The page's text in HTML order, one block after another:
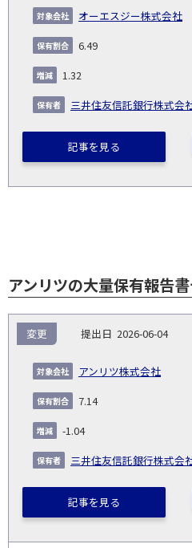
オーエスジー株式会社
6.49
1.32
三井住友信託銀行株式会
記事を見る
アンリツの大量保有報告
NO.
告
義
務
発
生
日
出
コー
象
2026-06-04
アンリツ株式会社
変更
7.14
-1.04
三井住友信託銀行株式会
記事を見る